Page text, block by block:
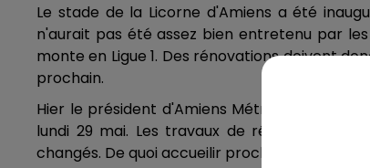
Le stade de la Licorne d'Amiens a été
n'aurait pas été assez bien entretenu par
monte en Ligue 1. Des rénovations doivent
prochain.
Hier le président d'Amiens Métropole a
lundi 29 mai. Les travaux de rénovation
changés. De quoi accueilir prochainement les